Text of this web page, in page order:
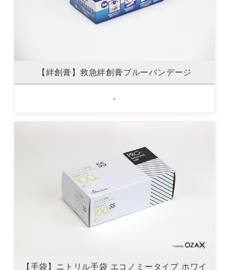
【絆創膏】救急絆創膏ブルーバンデージ
-
【手袋】ニトリル手袋 エコノミータイプ ホワイ